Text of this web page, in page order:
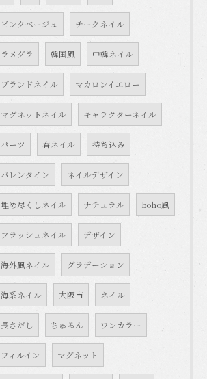
ピンクベージュ チークネイル
ラメグラ 韓国風 中韓ネイル
ブランドネイル マカロンイエロー
マグネットネイル キャラクターネイル
パーツ 春ネイル 持ち込み
バレンタイン ネイルデザイン
埋め尽くしネイル ナチュラル boho風
フラッシュネイル デザイン
海外風ネイル グラデーション
海系ネイル 大阪市 ネイル
長さだし ちゅるん ワンカラー
フィルイン マグネット